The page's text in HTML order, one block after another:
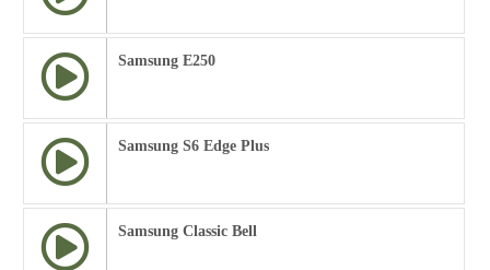
Samsung E250
Samsung S6 Edge Plus
Samsung Classic Bell